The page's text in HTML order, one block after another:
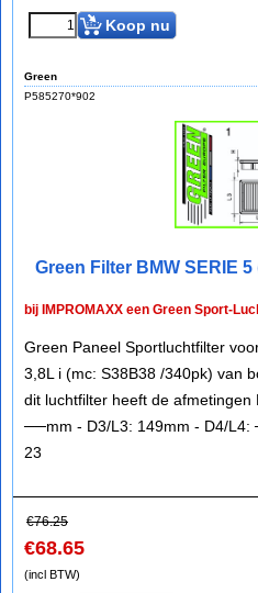
Koop nu
Green
P585270*902
Green Filter BMW SERIE 5
bij IMPROMAXX een Green Sport-
Green Paneel Sportluchtfilter
3,8L i (mc: S38B38 /340pk) van
dit luchtfilter heeft de afmetingen
──mm - D3/L3: 149mm - D4/
23
€76.25
€68.65
(incl BTW)